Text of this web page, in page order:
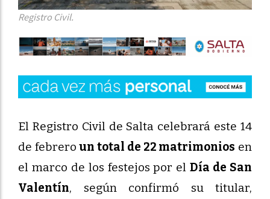
Registro Civil.
El Registro Civil de Salta celebrará este 14
de febreroun total de 22 matrimonios en
el marco de los festejos por elDía de San
Valentín, según confirmó su titular,